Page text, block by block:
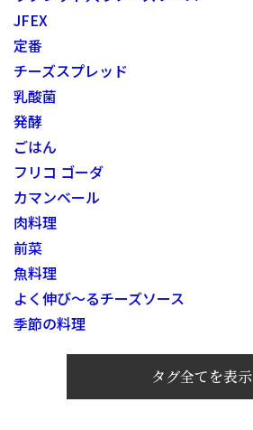
JFEX
定番
チーズスプレッド
乳酸菌
発酵
ごはん
フリコ ゴーダ
カマンベール
肉料理
前菜
魚料理
よく伸び～るチーズソース
季節の料理
タグ全てを表示